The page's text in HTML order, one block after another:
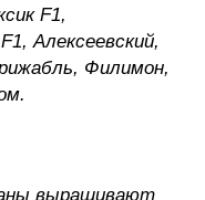
F1,
Алексеевский,
Филимон,
выращивают